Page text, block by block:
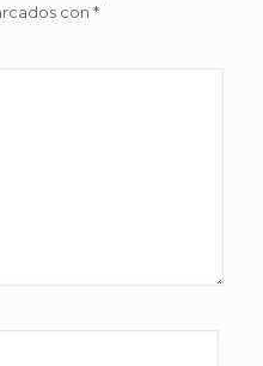
con *